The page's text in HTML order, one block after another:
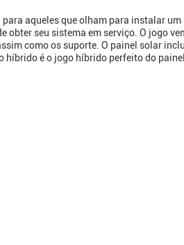
aqueles que olham para instalar
seu sistema em serviço. O jogo
como os suporte. O painel solar
é o jogo híbrido perfeito do